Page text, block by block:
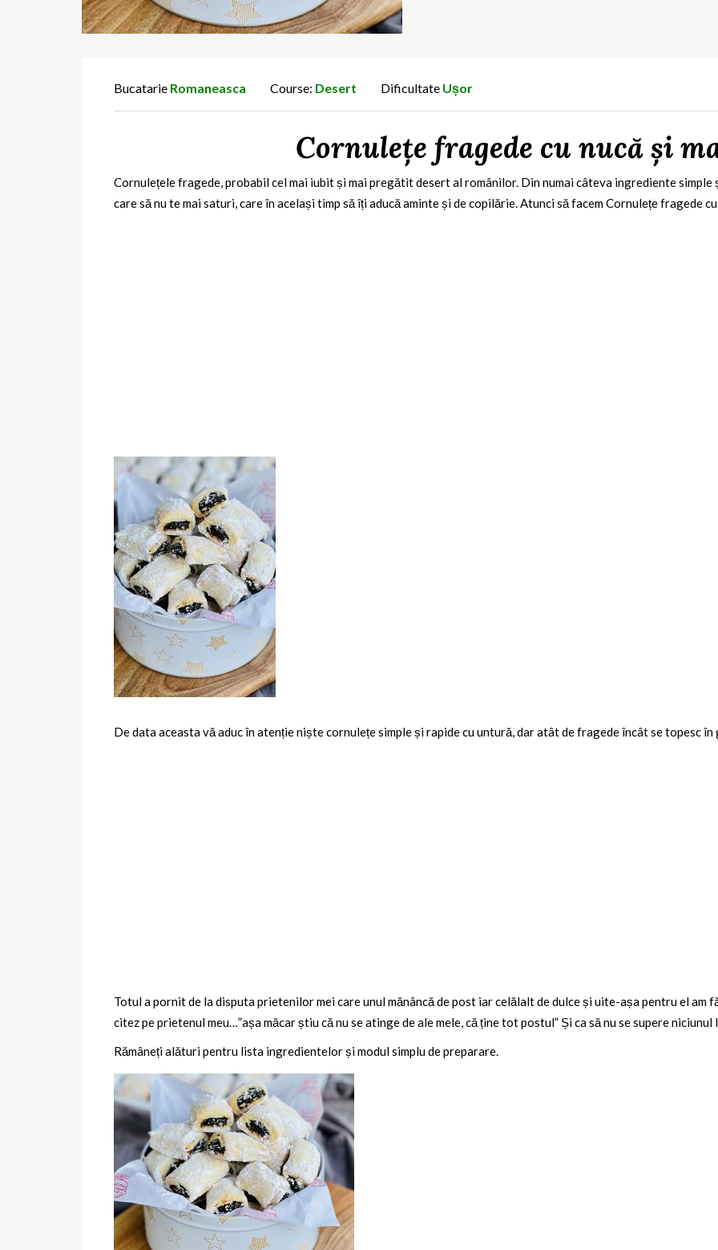
Bucatarie Romaneasca Course: Desert Dificultate Ușor
Cornulețe fragede cu nucă și
Cornulețele fragede, probabil cel mai iubit și mai pregătit desert al românilor. Din numai câteva ingrediente simple
care să nu te mai saturi, care în același timp să îți aducă aminte și de copilărie. Atunci să facem Cornulețe fragede
De data aceasta vă aduc în atenție niștecornulețe simple și rapide cu untură, dar atât de fragede încât se topesc în
Totul a pornit de la disputa prietenilor mei care unul mănâncă de post iar celălalt de dulce și uite-așa pentru el am
citez pe prietenul meu…”așa măcar știu că nu se atinge de ale mele, că ține tot postul” Și ca să nu se supere
Rămâneți alături pentru lista ingredientelor și modul simplu de preparare.